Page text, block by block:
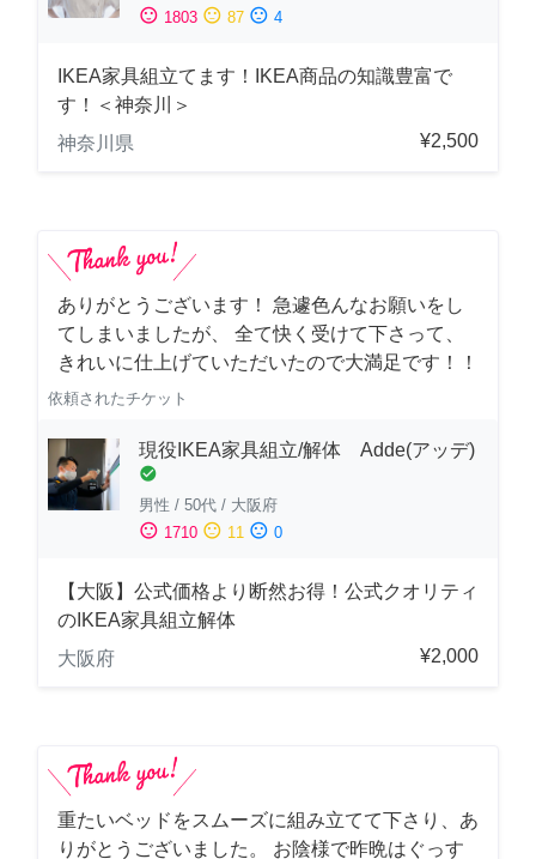
sentiment_satisfied 1803 sentiment_neutral 87 sentiment_dissatisfied 4
IKEA家具組立てます！IKEA商品の知識豊富で
す！＜神奈川＞
神奈川県
¥2,500
ありがとうございます！ 急遽色んなお願いをし
てしまいましたが、 全て快く受けて下さって、
きれいに仕上げていただいたので大満足です！！
依頼されたチケット
現役IKEA家具組立/解体 Adde(アッデ)
check_circle
男性 / 50代 / 大阪府
sentiment_satisfied 1710 sentiment_neutral 11 sentiment_dissatisfied 0
【大阪】公式価格より断然お得！公式クオリティ
のIKEA家具組立解体
大阪府
¥2,000
重たいベッドをスムーズに組み立てて下さり、あ
りがとうございました。 お陰様で昨晩はぐっす